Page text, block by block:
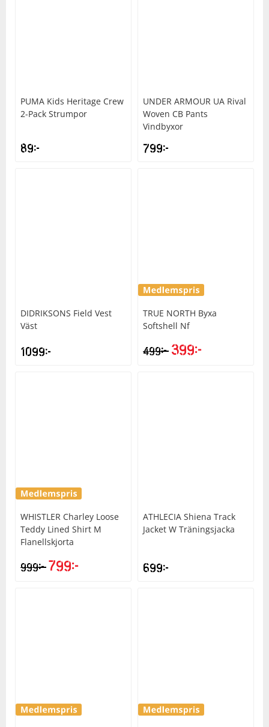
PUMA Kids Heritage Crew
2-Pack Strumpor
89kr
UNDER ARMOUR UA Rival
Woven CB Pants
Vindbyxor
799kr
DIDRIKSONS Field Vest
Väst
1099kr
TRUE NORTH Byxa
Softshell Nf
499kr 399kr
WHISTLER Charley Loose
Teddy Lined Shirt M
Flanellskjorta
999kr799kr
ATHLECIA Shiena Track
Jacket W Träningsjacka
699kr